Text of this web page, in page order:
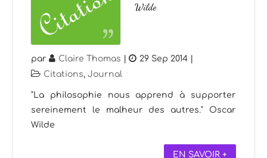
Wilde
par Claire Thomas | 29 Sep 2014 |
Citations,Journal
"La philosophie nous apprend à supporter
sereinement le malheur des autres." Oscar
Wilde
EN SAVOIR +